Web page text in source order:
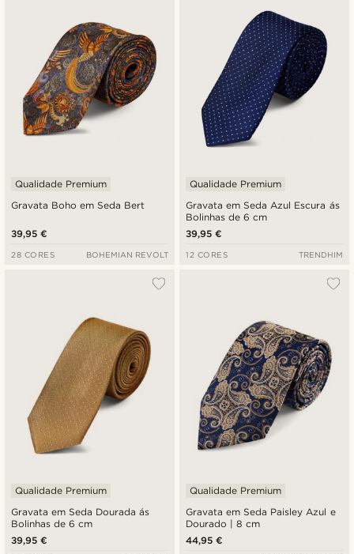
Gravata Boho em Seda Bert
Qualidade Premium
39,95 €
28 CORES BOHEMIAN REVOLT
Gravata em Seda Azul Escura ás
Bolinhas de 6 cm
Qualidade Premium
39,95 €
12 CORES TRENDHIM
Gravata em Seda Dourada ás
Bolinhas de 6 cm
Qualidade Premium
39,95 €
Gravata em Seda Paisley Azul e
Dourado | 8 cm
Qualidade Premium
44,95 €